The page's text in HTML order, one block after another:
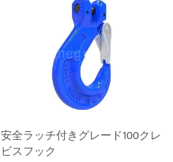
安全ラッチ付きグレード100クレ
ビスフック